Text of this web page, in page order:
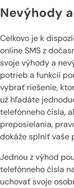
Nevýhody
Celkovo je k
online SMS z
svoje výhody a
potrieb a funkcií
vybrať riešenie,
už hľadáte
telefónneho čísla,
preposielania,
dokáže splniť vaše
Jednou z výhod
telefónneho čísla
uchovať svoje